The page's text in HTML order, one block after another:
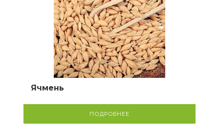
Ячмень
ПОДРОБНЕЕ